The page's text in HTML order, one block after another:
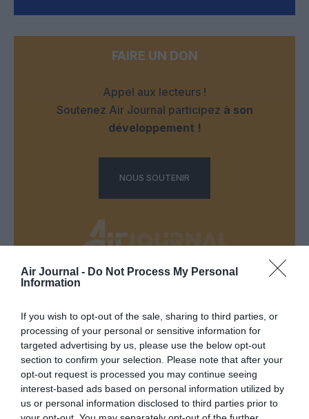
Air Journal - Do Not Process My Personal
Information
If you wish to opt-out of the sale, sharing to third parties, or
processing of your personal or sensitive information for
targeted advertising by us, please use the below opt-out
section to confirm your selection. Please note that after your
opt-out request is processed you may continue seeing
interest-based ads based on personal information utilized by
us or personal information disclosed to third parties prior to
FAIRE UN DON
Appel aux lecteurs !
Soutenez Air Journal participez à son
développement !
NOUS SOUTENIR
Autre ligne espérée : a commenté l'article :
Bruxelles–Porto : Transavia ouvre une nouvelle liaison
loisirs à partir de décembre 2026